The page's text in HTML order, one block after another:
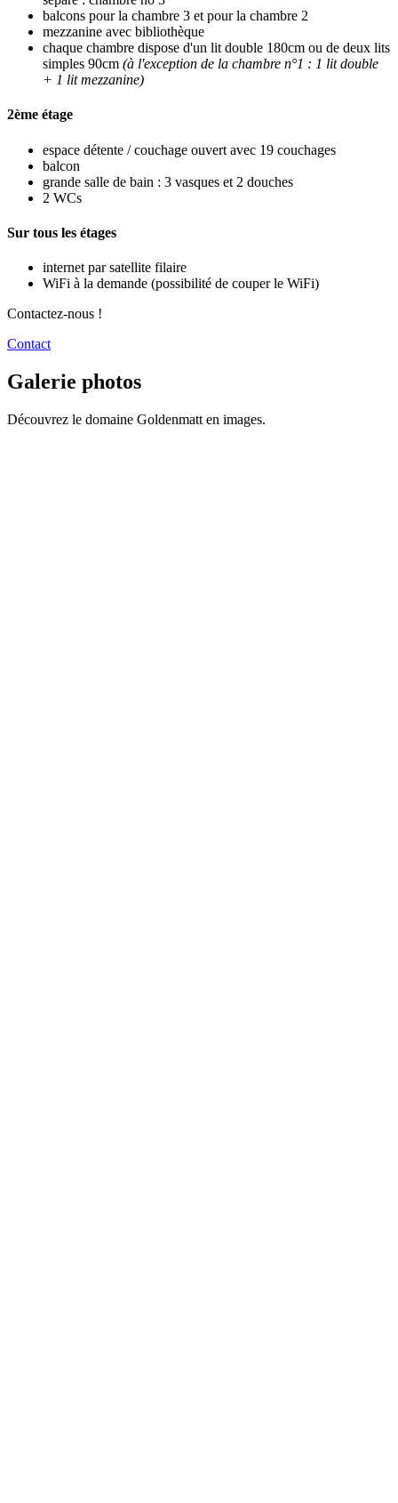
balcons pour la chambre 3 et pour la chambre 2
mezzanine avec bibliothèque
chaque chambre dispose d'un lit double 180cm ou de deux lits
simples 90cm (à l'exception de la chambre n°1 : 1 lit double
+ 1 lit mezzanine)
2ème étage
espace détente / couchage ouvert avec 19 couchages
balcon
grande salle de bain : 3 vasques et 2 douches
2 WCs
Sur tous les étages
internet par satellite filaire
WiFi à la demande (possibilité de couper le WiFi)
Contactez-nous !
Contact
Galerie photos
Découvrez le domaine Goldenmatt en images.